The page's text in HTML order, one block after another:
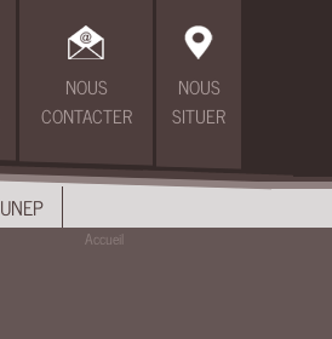
NOUS
CONTACTER
NOUS
SITUER
UNEP
Accueil